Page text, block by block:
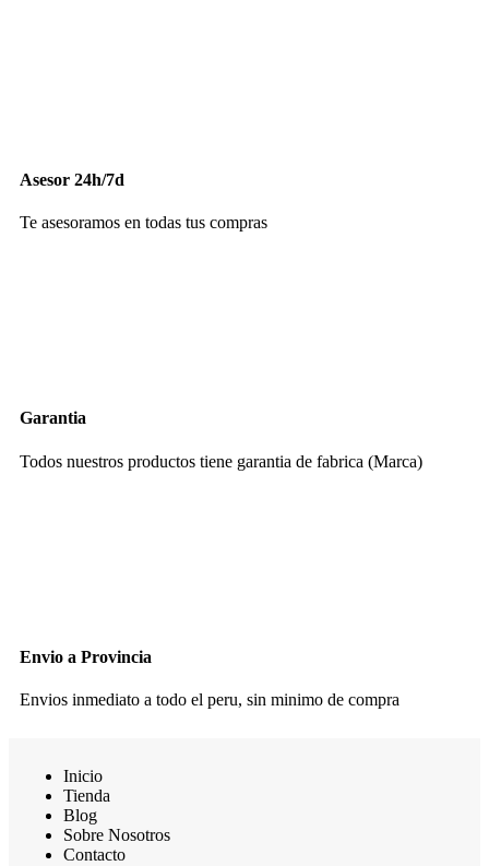
Asesor 24h/7d
Te asesoramos en todas tus compras
Garantia
Todos nuestros productos tiene garantia de fabrica (Marca)
Envio a Provincia
Envios inmediato a todo el peru, sin minimo de compra
Inicio
Tienda
Blog
Sobre Nosotros
Contacto